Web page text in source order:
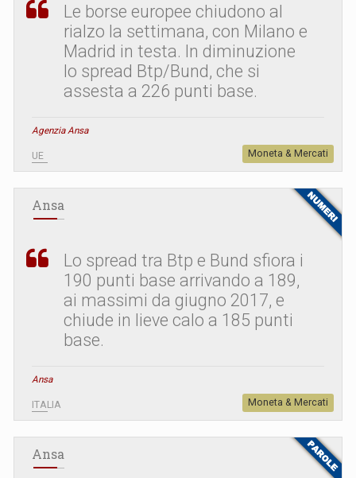
Le borse europee chiudono al
rialzo la settimana, con Milano e
Madrid in testa. In diminuzione
lo spread Btp/Bund, che si
assesta a 226 punti base.
Agenzia Ansa
UE Moneta & Mercati
Ansa
Lo spread tra Btp e Bund sfiora i
190 punti base arrivando a 189,
ai massimi da giugno 2017, e
chiude in lieve calo a 185 punti
base.
Ansa
ITALIA Moneta & Mercati
Ansa